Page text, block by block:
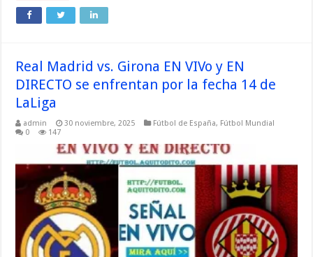
Real Madrid vs. Girona EN VIVo y EN
DIRECTO se enfrentan por la fecha 14 de
LaLiga
admin 30 noviembre, 2025 Fútbol de España, Fútbol Mundial
0
147